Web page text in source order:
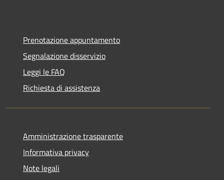
Prenotazione appuntamento
Segnalazione disservizio
Leggi le FAQ
Richiesta di assistenza
Amministrazione trasparente
Informativa privacy
Note legali